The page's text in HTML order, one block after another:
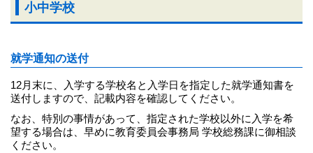
小中学校
就学通知の送付
12月末に、入学する学校名と入学日を指定した就学通知書を
送付しますので、記載内容を確認してください。
なお、特別の事情があって、指定された学校以外に入学を希
望する場合は、早めに教育委員会事務局 学校総務課に御相談
ください。